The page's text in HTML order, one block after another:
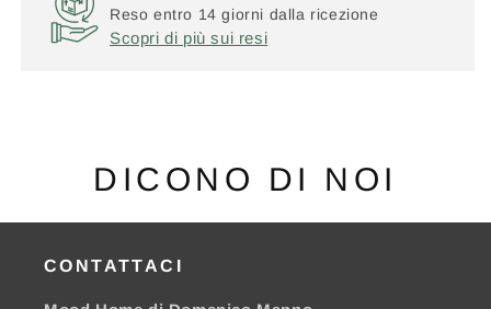
Reso entro 14 giorni dalla ricezione
Scopri di più sui resi
DICONO DI NOI
CONTATTACI